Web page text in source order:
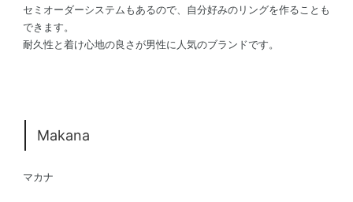
セミオーダーシステムもあるので、自分好みのリングを作ることも
できます。
耐久性と着け心地の良さが男性に人気のブランドです。
Makana
マカナ